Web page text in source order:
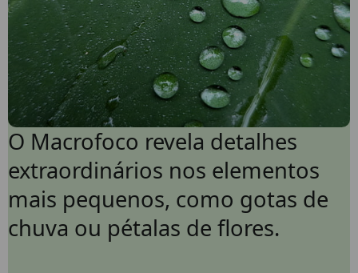
O Macrofoco revela detalhes
extraordinários nos elementos
mais pequenos, como gotas de
chuva ou pétalas de flores.